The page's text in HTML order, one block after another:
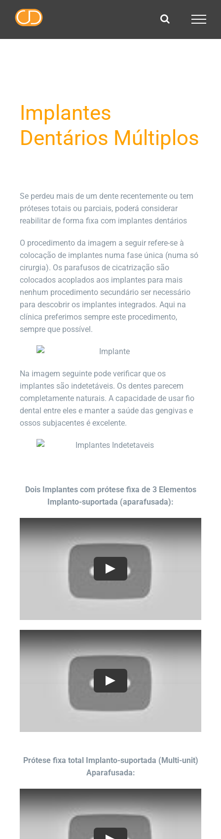
Implantes
Dentários Múltiplos
Se perdeu mais de um dente recentemente ou tem
próteses totais ou parciais, poderá considerar
reabilitar de forma fixa com implantes dentários
O procedimento da imagem a seguir refere-se à
colocação de implantes numa fase única (numa só
cirurgia). Os parafusos de cicatrização são
colocados acoplados aos implantes para mais
nenhum procedimento secundário ser necessário
para descobrir os implantes integrados. Aqui na
clínica preferimos sempre este procedimento,
sempre que possível.
Na imagem seguinte pode verificar que os
implantes são indetetáveis. Os dentes parecem
completamente naturais. A capacidade de usar fio
dental entre eles e manter a saúde das gengivas e
ossos subjacentes é excelente.
Dois Implantes com prótese fixa de 3 Elementos
Implanto-suportada (aparafusada):
Play
Play
Prótese fixa total Implanto-suportada (Multi-unit)
Aparafusada: